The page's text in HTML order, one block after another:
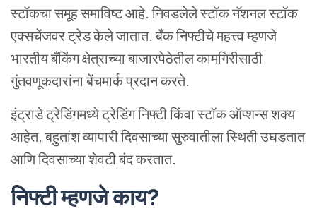
स्टॉकचा समूह समाविष्ट आहे. निवडलेले स्टॉक नॅशनल स्टॉक
एक्सचेंजवर ट्रेड केले जातात. बँक निफ्टीचे महत्त्व म्हणजे
भारतीय बँकिंग क्षेत्राच्या बाजारपेठेतील कामगिरीसाठी
गुंतवणूकदारांना बेंचमार्क प्रदान करते.
इंट्राडे ट्रेडिंगमध्ये ट्रेडिंग निफ्टी किंवा स्टॉक ऑप्शन्स शक्य
आहेत. बहुतांश व्यापारी दिवसाच्या सुरुवातीला स्थिती उघडतात
आणि दिवसाच्या शेवटी बंद करतात.
निफ्टीम्हणजेकाय?